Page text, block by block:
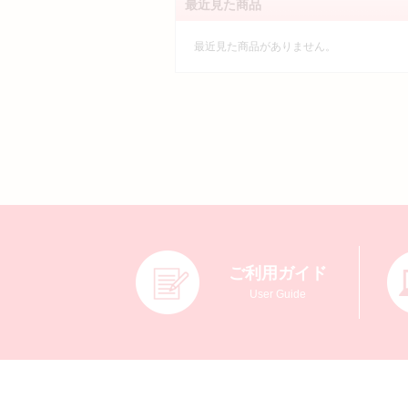
最近見た商品
最近見た商品がありません。
ご利用ガイド
User Guide